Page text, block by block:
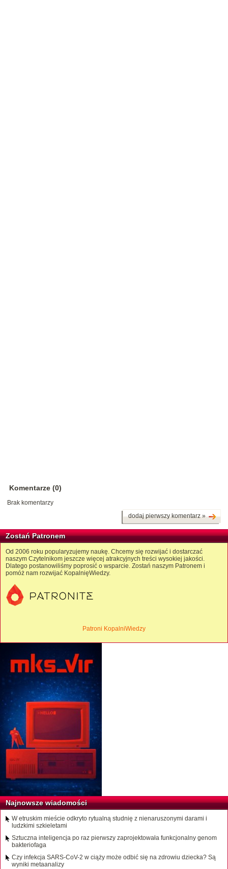
Komentarze (0)
Brak komentarzy
dodaj pierwszy komentarz »
Zostań Patronem
Od 2006 roku popularyzujemy naukę. Chcemy się rozwijać i dostarczać
naszym Czytelnikom jeszcze więcej atrakcyjnych treści wysokiej jakości.
Dlatego postanowiliśmy poprosić o wsparcie. Zostań naszym Patronem i
pomóż nam rozwijać KopalnięWiedzy.
Patroni KopalniWiedzy
Najnowsze wiadomości
W etruskim mieście odkryto rytualną studnię z nienaruszonymi darami i
ludzkimi szkieletami
Sztuczna inteligencja po raz pierwszy zaprojektowała funkcjonalny genom
bakteriofaga
Czy infekcja SARS-CoV-2 w ciąży może odbić się na zdrowiu dziecka? Są
wyniki metaanalizy